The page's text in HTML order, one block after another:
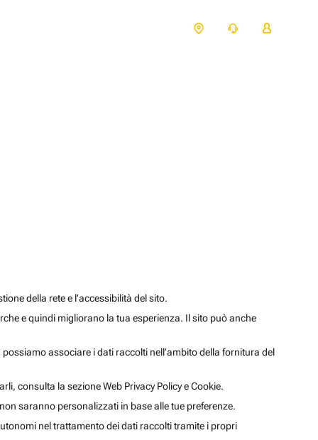
della rete e l’accessibilità del sito.
e quindi migliorano la tua esperienza. Il sito può anche
associare i dati raccolti nell’ambito della fornitura del
consulta la sezione Web Privacy Policy e Cookie.
saranno personalizzati in base alle tue preferenze.
nel trattamento dei dati raccolti tramite i propri